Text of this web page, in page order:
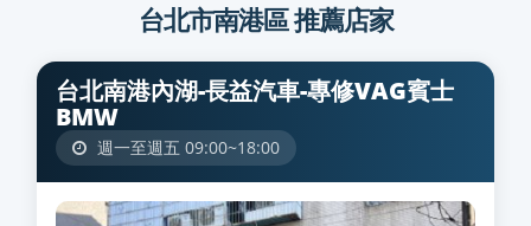
台北市南港區 推薦店家
台北南港內湖-長益汽車-專修VAG賓士
BMW
週一至週五 09:00~18:00